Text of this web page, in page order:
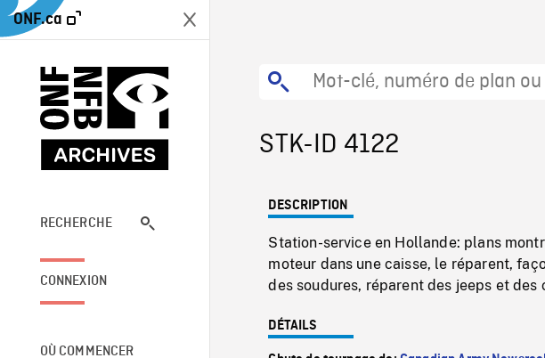
ONF.ca
RECHERCHE
CONNEXION
OÙ COMMENCER
STK-ID 4122
DESCRIPTION
Station-service en Hollande: plans
moteur dans une caisse, le réparent,
des soudures, réparent des jeeps et des
DÉTAILS